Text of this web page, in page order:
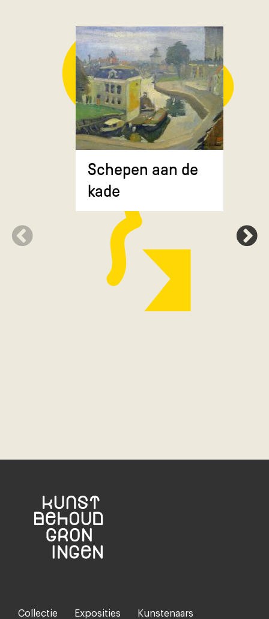
Schepen aan de
kade
Footer-
Collectie Exposities Kunstenaars